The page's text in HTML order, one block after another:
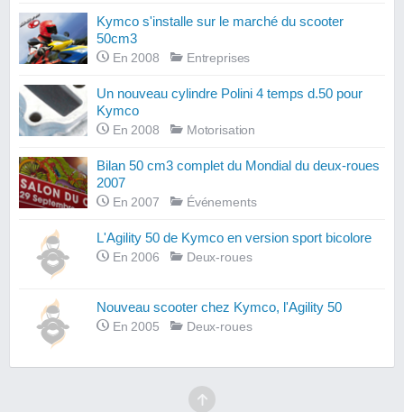
Kymco s'installe sur le marché du scooter
50cm3
En 2008 Entreprises
Un nouveau cylindre Polini 4 temps d.50 pour
Kymco
En 2008 Motorisation
Bilan 50 cm3 complet du Mondial du deux-roues
2007
En 2007 Événements
L'Agility 50 de Kymco en version sport bicolore
En 2006 Deux-roues
Nouveau scooter chez Kymco, l'Agility 50
En 2005 Deux-roues